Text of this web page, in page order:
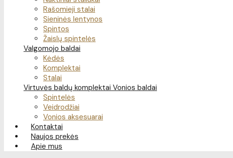
Rašomieji stalai
Sieninės lentynos
Spintos
Žaislų spintelės
Valgomojo baldai
Kėdės
Komplektai
Stalai
Virtuvės baldų komplektai Vonios baldai
Spintelės
Veidrodžiai
Vonios aksesuarai
Kontaktai
Naujos prekės
Apie mus